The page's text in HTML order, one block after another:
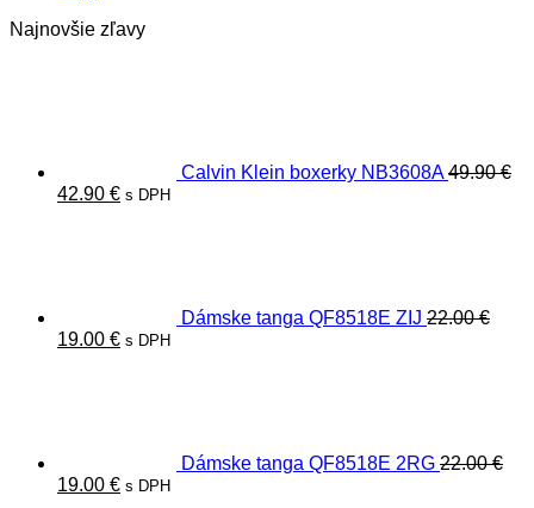
Najnovšie zľavy
Calvin Klein boxerky NB3608A 49.90€
Pôvodná
42.90 €Aktuálna
s DPH
Dámske tanga QF8518E ZIJ 22.00€
Pôvodná
19.00 €Aktuálna
s DPH
Dámske tanga QF8518E 2RG 22.00€
Pôvodná
19.00 €Aktuálna
s DPH